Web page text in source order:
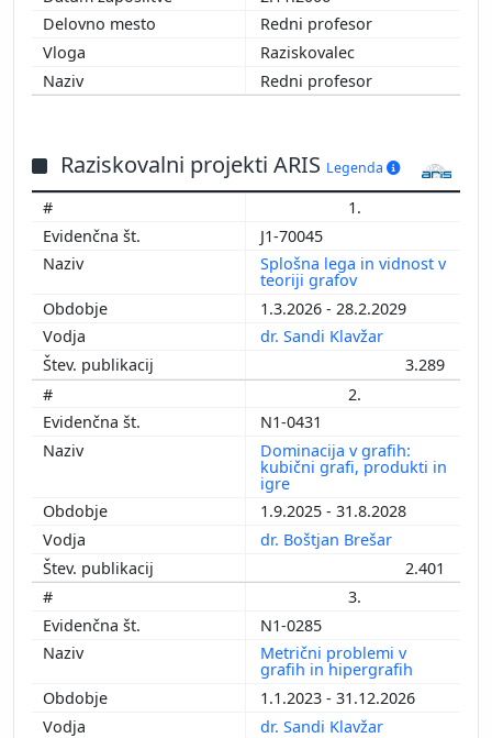
Redni profesor
Raziskovalec
Redni profesor
Raziskovalni projekti ARIS Legenda
1.
J1-70045
Splošna lega in vidnost v
teoriji grafov
1.3.2026 - 28.2.2029
dr. Sandi Klavžar
3.289
2.
N1-0431
Dominacija v grafih:
kubični grafi, produkti in
igre
1.9.2025 - 31.8.2028
dr. Boštjan Brešar
2.401
3.
N1-0285
Metrični problemi v
grafih in hipergrafih
1.1.2023 - 31.12.2026
dr. Sandi Klavžar